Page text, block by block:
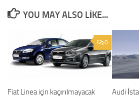
YOU MAY ALSO LIKE...
0
Fiat Linea için kaçırılmayacak
Audi